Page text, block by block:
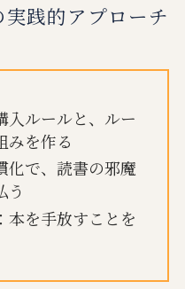
践的アプローチ
入ルールと、ルー
みを作る
化で、読書の邪魔
う
本を手放すことを